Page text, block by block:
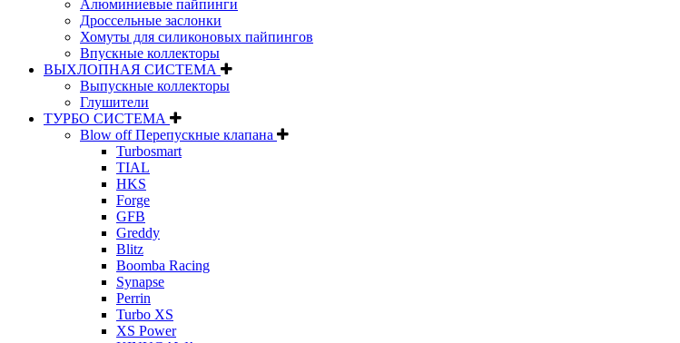
Алюминиевые пайпинги
Дроссельные заслонки
Хомуты для силиконовых пайпингов
Впускные коллекторы
ВЫХЛОПНАЯ СИСТЕМА
Выпускные коллекторы
Глушители
ТУРБО СИСТЕМА
Blow off Перепускные клапана
Turbosmart
TIAL
HKS
Forge
GFB
Greddy
Blitz
Boomba Racing
Synapse
Perrin
Turbo XS
XS Power